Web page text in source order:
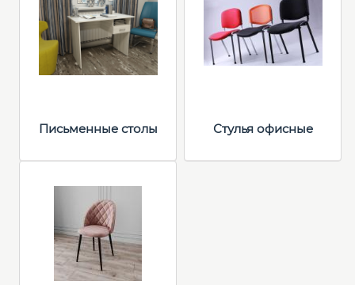
Письменные столы Стулья офисные